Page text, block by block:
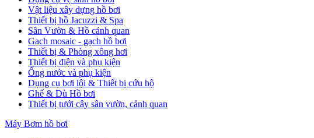
Vật liệu xây dựng hồ bơi
Thiết bị hồ Jacuzzi & Spa
Sân Vườn & Hồ cảnh quan
Gạch mosaic - gạch hồ bơi
Thiết bị & Phòng xông hơi
Thiết bị điện và phụ kiện
Ống nước và phụ kiện
Dụng cụ bơi lội & Thiết bị cứu hộ
Ghế & Dù Hồ bơi
Thiết bị tưới cây sân vườn, cảnh quan
Máy Bơm hồ bơi